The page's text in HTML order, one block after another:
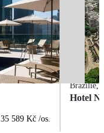
35 589 Kč /os.
Brazílie,
Hotel